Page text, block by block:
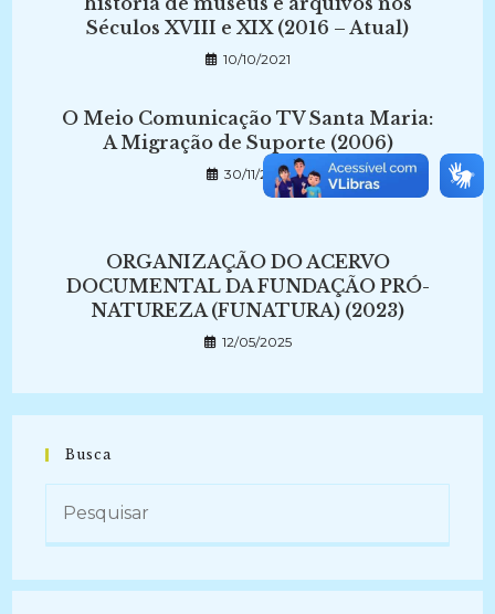
Séculos XVIII e XIX (2016 – Atual)
10/10/2021
O Meio Comunicação TV Santa Maria:
A Migração de Suporte (2006)
30/11/2021
ORGANIZAÇÃO DO ACERVO
DOCUMENTAL DA FUNDAÇÃO PRÓ-
NATUREZA (FUNATURA) (2023)
12/05/2025
Busca